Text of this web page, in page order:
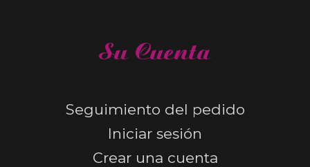
Su Cuenta
Seguimiento del pedido
Iniciar sesión
Crear una cuenta